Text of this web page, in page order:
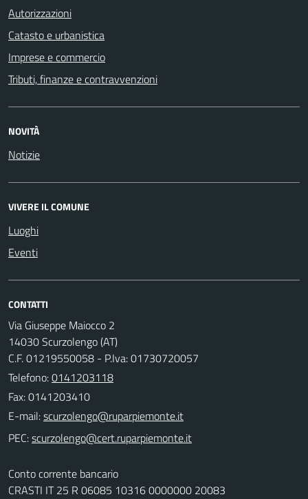
Autorizzazioni
Catasto e urbanistica
Imprese e commercio
Tributi, finanze e contravvenzioni
NOVITÀ
Notizie
VIVERE IL COMUNE
Luoghi
Eventi
CONTATTI
Via Giuseppe Maiocco 2
14030 Scurzolengo (AT)
C.F. 01219550058 - P.Iva: 01730720057
Telefono:0141203118
Fax: 0141203410
E-mail:
PEC:
Conto corrente bancario
CRASTI IT 25 R 06085 10316 0000000 20083